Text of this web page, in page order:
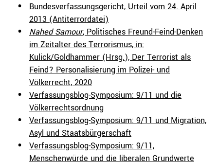
Bundesverfassungsgericht, Urteil vom 24. April
2013 (Antiterrordatei)
Nahed Samour, Politisches Freund-Feind-Denken
im Zeitalter des Terrorismus, in:
Kulick/Goldhammer (Hrsg.), Der Terrorist als
Feind? Personalisierung im Polizei- und
Völkerrecht, 2020
Verfassungsblog-Symposium: 9/11 und die
Völkerrechtsordnung
Verfassungsblog-Symposium: 9/11 und Migration,
Asyl und Staatsbürgerschaft
Verfassungsblog-Symposium: 9/11,
Menschenwürde und die liberalen Grundwerte